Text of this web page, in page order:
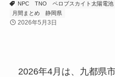
NPC TNO ペロブスカイト太陽電池
月間まとめ
静岡県
2026年5月3日
2026年4月は、九都県